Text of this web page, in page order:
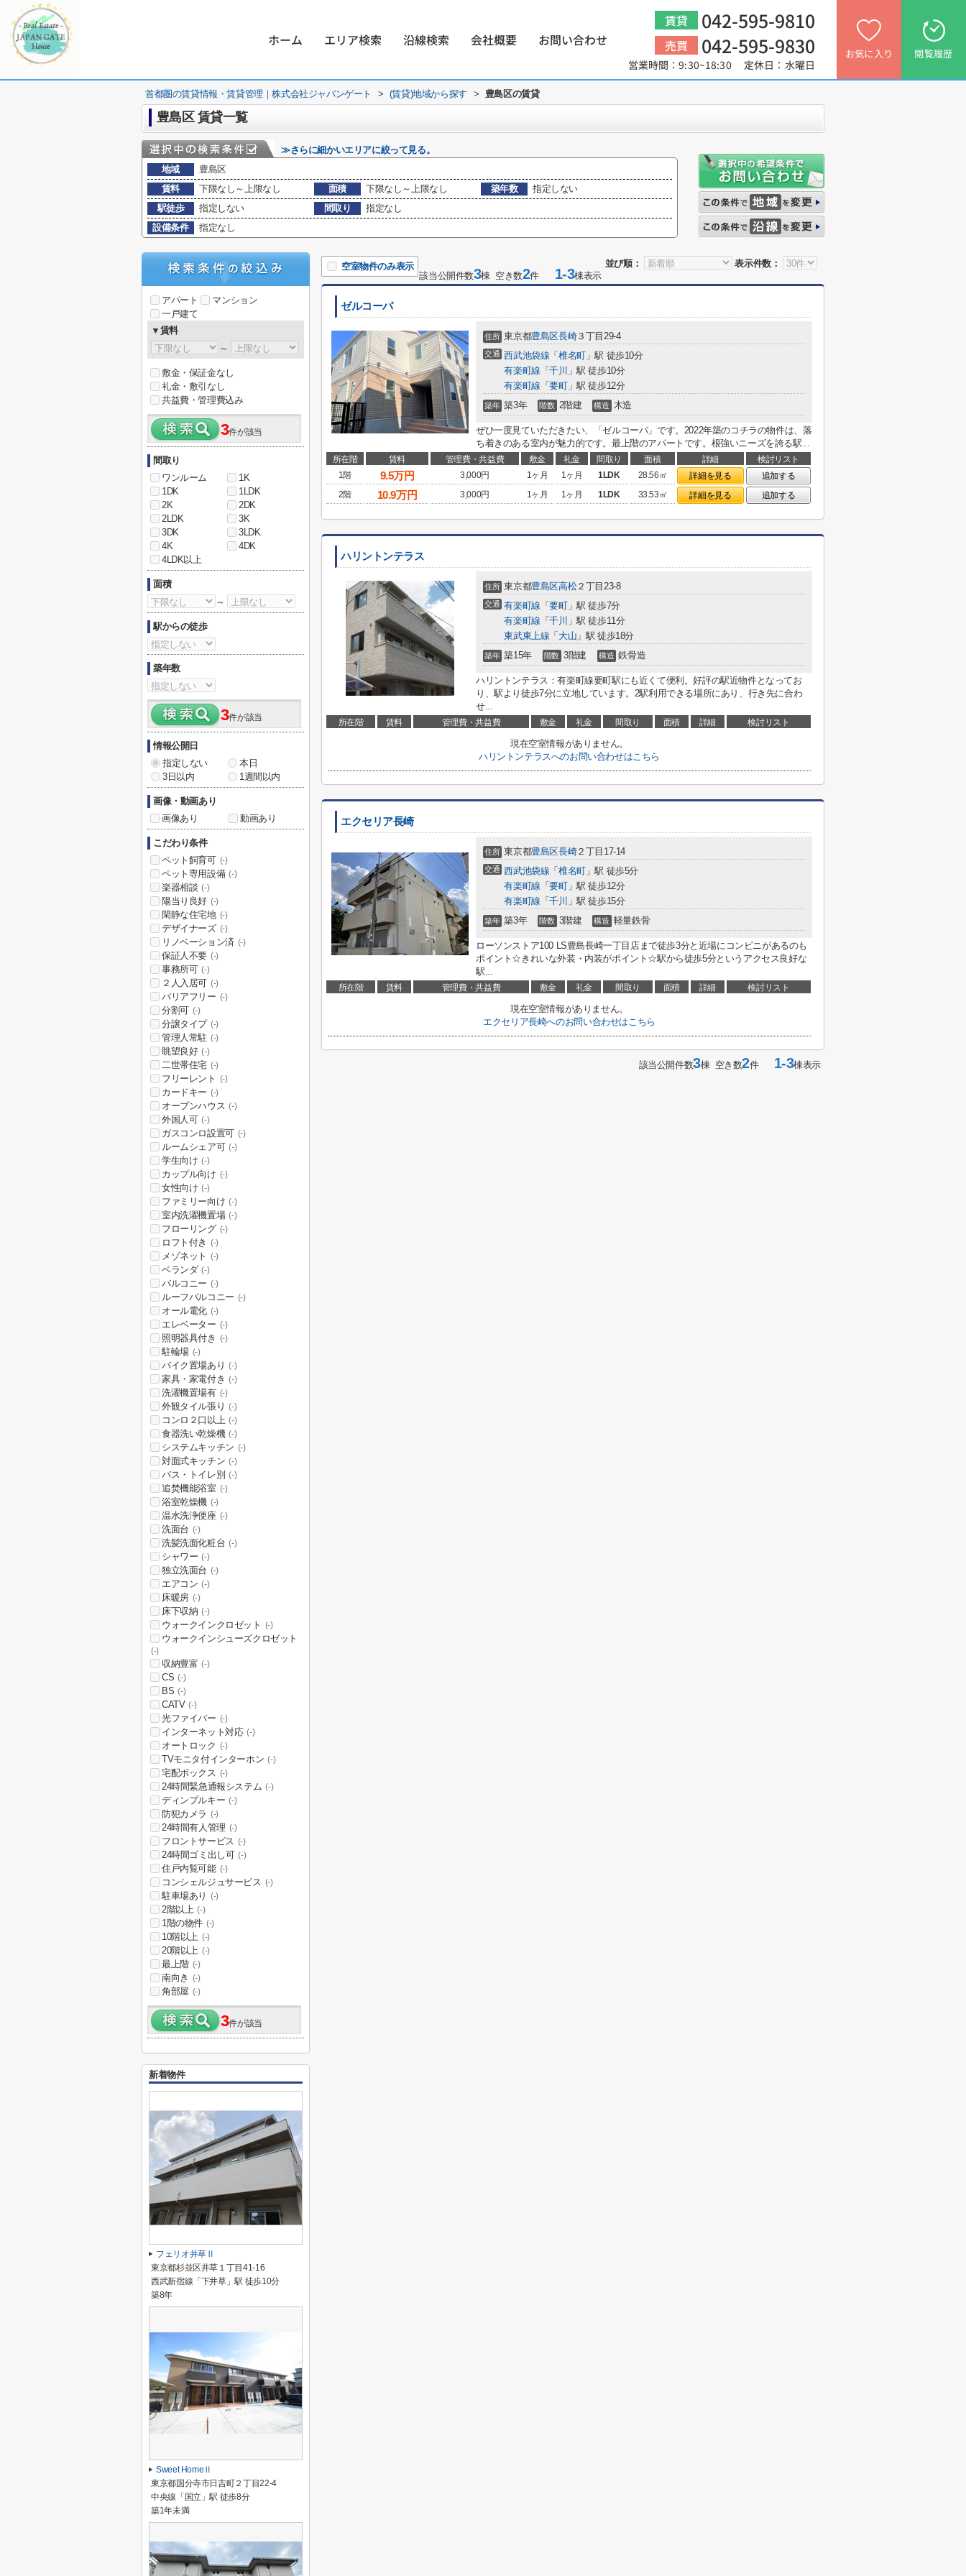
ホーム エリア検索 沿線検索 会社概要 お問い合わせ
賃貸 042-595-9810
売買 042-595-9830
営業時間：9:30~18:30 定休日：水曜日
お気に入り 閲覧履歴
首都圏の賃貸情報・賃貸管理｜株式会社ジャパンゲート > (賃貸)地域から探す > 豊島区の賃貸
豊島区 賃貸一覧
≫さらに細かいエリアに絞って見る。
地域
豊島区
賃料
下限なし～上限なし 面積 下限なし～上限なし 築年数
指定しない
駅徒歩
指定しない 間取り
指定なし
設備条件
指定なし
並び順： 表示件数：
空室物件のみ表示
該当公開件数3棟 空き数2件 1-3棟表示
ゼルコーバ
住所 東京都豊島区長崎３丁目29-4
交通 西武池袋線 「 椎名町」駅 徒歩10分
有楽町線 「千川 」駅 徒歩10分
有楽町線 「要町」駅 徒歩12分
築年 築3年 階数 2階建 構造 木造
ぜひ一度見ていただきたい、「ゼルコーバ」です。2022年築のコチラの物件は、落
ち着きのある室内が魅力的です。最上階のアパートです。根強いニーズを誇る駅...
所在階 賃料 管理費・共益費 敷金 礼金 間取り 面積 詳細
検討リスト
1階
9.5万円 3,000円 1ヶ月 1ヶ月 1LDK 28.56㎡ 詳細を見る
追加する
2階
10.9万円 3,000円 1ヶ月 1ヶ月 1LDK 33.53㎡ 詳細を見る 追加する
ハリントンテラス
住所 東京都豊島区高松２丁目23-8
交通 有楽町線 「要町」駅 徒歩7分
有楽町線 「千川 」駅 徒歩11分
東武東上線 「 大山 」駅 徒歩18分
築年 築15年 階数 3階建 構造 鉄骨造
ハリントンテラス：有楽町線要町駅にも近くて便利。好評の駅近物件となってお
り、駅より徒歩7分に立地しています。2駅利用できる場所にあり、行き先に合わ
せ...
所在階 賃料 管理費・共益費 敷金 礼金 間取り 面積 詳細 検討リスト
現在空室情報がありません。
ハリントンテラスへのお問い合わせはこちら
エクセリア長崎
住所 東京都豊島区長崎２丁目17-14
交通 西武池袋線 「 椎名町」駅 徒歩5分
有楽町線 「要町」駅 徒歩12分
有楽町線 「千川 」駅 徒歩15分
築年 築3年 階数 3階建 構造 軽量鉄骨
ローソンストア100 LS豊島長崎一丁目店まで徒歩3分と近場にコンビニがあるのも
ポイント☆きれいな外装・内装がポイント☆駅から徒歩5分というアクセス良好な
駅...
所在階 賃料 管理費・共益費 敷金 礼金 間取り 面積 詳細 検討リスト
現在空室情報がありません。
エクセリア長崎へのお問い合わせはこちら
該当公開件数3棟 空き数2件1-3棟表示
アパート
マンション
一戸建て
▼賃料
～
敷金・保証金なし
礼金・敷引なし
共益費・管理費込み
3件が該当
間取り
ワンルーム
1K
1DK
1LDK
2K
2DK
2LDK
3K
3DK
3LDK
4K
4DK
4LDK以上
面積
～
駅からの徒歩
築年数
3件が該当
情報公開日
指定しない
本日
3日以内
1週間以内
画像・動画あり
画像あり
動画あり
こだわり条件
ペット飼育可 (-)
ペット専用設備 (-)
楽器相談 (-)
陽当り良好 (-)
閑静な住宅地 (-)
デザイナーズ (-)
リノベーション済 (-)
保証人不要 (-)
事務所可 (-)
２人入居可 (-)
バリアフリー (-)
分割可 (-)
分譲タイプ (-)
管理人常駐 (-)
眺望良好 (-)
二世帯住宅 (-)
フリーレント (-)
カードキー (-)
オープンハウス (-)
外国人可 (-)
ガスコンロ設置可 (-)
ルームシェア可 (-)
学生向け (-)
カップル向け (-)
女性向け (-)
ファミリー向け (-)
室内洗濯機置場 (-)
フローリング (-)
ロフト付き (-)
メゾネット (-)
ベランダ (-)
バルコニー (-)
ルーフバルコニー (-)
オール電化 (-)
エレベーター (-)
照明器具付き (-)
駐輪場 (-)
バイク置場あり (-)
家具・家電付き (-)
洗濯機置場有 (-)
外観タイル張り (-)
コンロ２口以上 (-)
食器洗い乾燥機 (-)
システムキッチン (-)
対面式キッチン (-)
バス・トイレ別 (-)
追焚機能浴室 (-)
浴室乾燥機 (-)
温水洗浄便座 (-)
洗面台 (-)
洗髪洗面化粧台 (-)
シャワー (-)
独立洗面台 (-)
エアコン (-)
床暖房 (-)
床下収納 (-)
ウォークインクロゼット (-)
ウォークインシューズクロゼット
(-)
収納豊富 (-)
CS (-)
BS (-)
CATV (-)
光ファイバー (-)
インターネット対応 (-)
オートロック (-)
TVモニタ付インターホン (-)
宅配ボックス (-)
24時間緊急通報システム (-)
ディンプルキー (-)
防犯カメラ (-)
24時間有人管理 (-)
フロントサービス (-)
24時間ゴミ出し可 (-)
住戸内覧可能 (-)
コンシェルジュサービス (-)
駐車場あり (-)
2階以上 (-)
1階の物件 (-)
10階以上 (-)
20階以上 (-)
最上階 (-)
南向き (-)
角部屋 (-)
3件が該当
新着物件
フェリオ井草Ⅱ
東京都杉並区井草１丁目41-16
西武新宿線「下井草」駅 徒歩10分
築8年
Sweet HomeⅡ
東京都国分寺市日吉町２丁目22-4
中央線「国立」駅 徒歩8分
築1年未満